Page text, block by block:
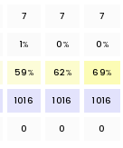
7 7 7
1% 0% 0%
59% 62% 69%
1016 1016 1016
0 0 0